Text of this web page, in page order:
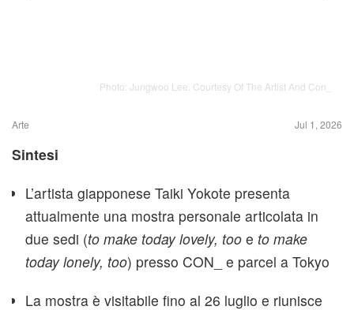
Photo: Jungwoo Lee. Courtesy Of The Artist And Con_
Arte Jul 1, 2026
Sintesi
L’artista giapponese Taiki Yokote presenta
attualmente una mostra personale articolata in
due sedi (to make today lovely, too e to make
today lonely, too) presso CON_ e parcel a Tokyo
La mostra è visitabile fino al 26 luglio e riunisce